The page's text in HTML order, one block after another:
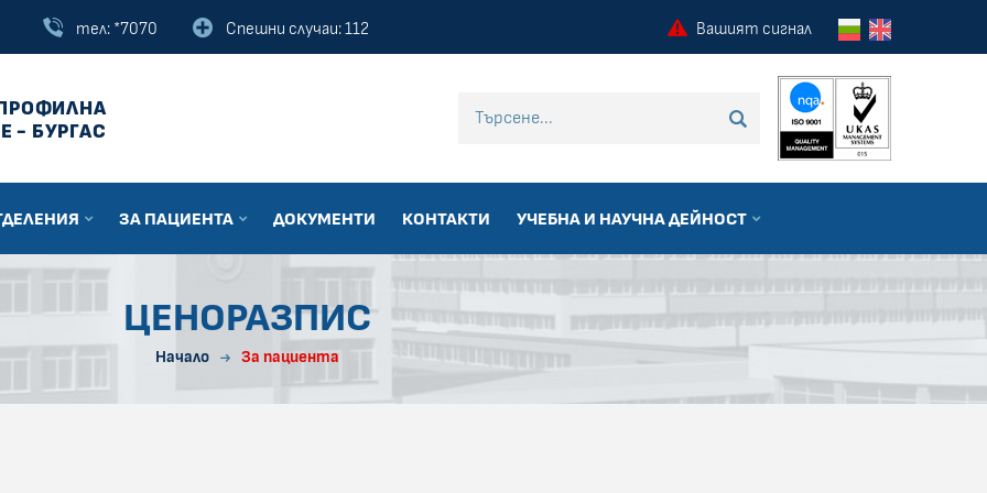
тел: *7070 Спешни случаи: 112 Вашият сигнал
- БУРГАС
Въведи текст за търсене
ТЪРСИ
ЗА ПАЦИЕНТА ДОКУМЕНТИ КОНТАКТИ УЧЕБНА И НАУЧНА ДЕЙНОСТ
ЦЕНОРАЗПИС
Начало За пациента